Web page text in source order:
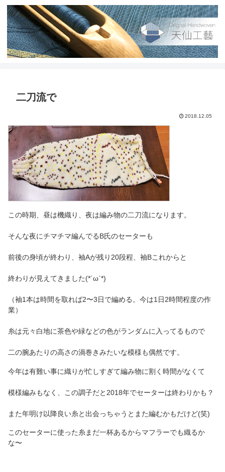
二刀流で
2018.12.05
この時期、昼は機織り、夜は編み物の二刀流になります。
そんな夜にチマチマ編んでるB氏のセーターも
前後の身頃が終わり、袖Aが残り20段程、袖Bこれからと
終わりが見えてきました(*´ω`*)
（袖1本は時間を取れば2〜3日で編める。今は1日2時間程度の作
業）
糸は元々白地に茶色や緑などの色がランダムに入ってるもので
二の腕あたりの高さの渦巻きみたいな模様も偶然です。
今年は有難い事に織りが忙しすぎて編み物に割く時間がなくて
模様編みもなく、この調子だと2018年でセーターは終わりかも？
また年明け以降良い糸と出会っちゃうとまた編むかもだけど(笑)
このセーターに使った糸まだ一杯あるからマフラーでも織るか
な〜